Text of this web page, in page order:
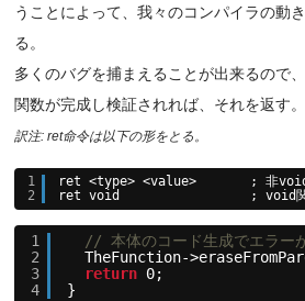
うことによって、我々のコンパイラの動
る。
多くのバグを捕まえることが出来るので
関数が完成し検証されれば、それを返す。
訳注: ret命令は以下の形をとる。
1
2
ret <type> <value>       ; 非void
ret void                 ; void関
1
2
3
4
// 本体のコード生成でエラー
TheFunction-
return 0;
}